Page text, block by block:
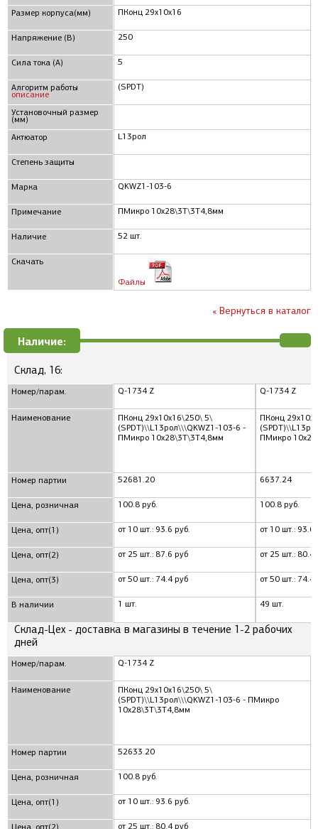
Размер корпуса(мм)
Напряжение (В)
Сила тока (А)
Алгоритм работы
описание
Установочный размер
(мм)
Актюатор
Степень защиты
Марка
Примечание
Наличие
Скачать
ПКонц 29x10x16
250
5
(SPDT)
L13рол
QKWZ1-103-6
ПМикро 10x28\3T\3T4,8мм
52 шт.
Файлы
« Вернуться в каталог
Наличие:
Склад, 16:
Номер/парам.
Наименование
Номер партии
Цена, розничная
Цена, опт(1)
Цена, опт(2)
Цена, опт(3)
В наличии
Q-1734 Z
ПКонц 29x10x16\250\ 5\
(SPDT)\\L13рол\\\QKWZ1-103-6 -
ПМикро 10x28\3T\3T4,8мм
52681.20
100.8 руб.
от 10 шт.: 93.6 руб.
от 25 шт.: 87.6 руб
от 50 шт.: 74.4 руб
1 шт.
Q-1734 Z
ПКонц
ПМикро
6637.24
100.8 руб.
от 10 шт.: 93.6
от 25 шт.: 80.4
от 50 шт.: 74.4
49 шт.
Склад-Цех - доставка в магазины в течение 1-2 рабочих
дней
Номер/парам.
Наименование
Номер партии
Цена, розничная
Цена, опт(1)
Цена, опт(2)
Q-1734 Z
ПКонц 29x10x16\250\ 5\
(SPDT)\\L13рол\\\QKWZ1-103-6 - ПМикро
10x28\3T\3T4,8мм
52633.20
100.8 руб.
от 10 шт.: 93.6 руб.
от 25 шт.: 80.4 руб